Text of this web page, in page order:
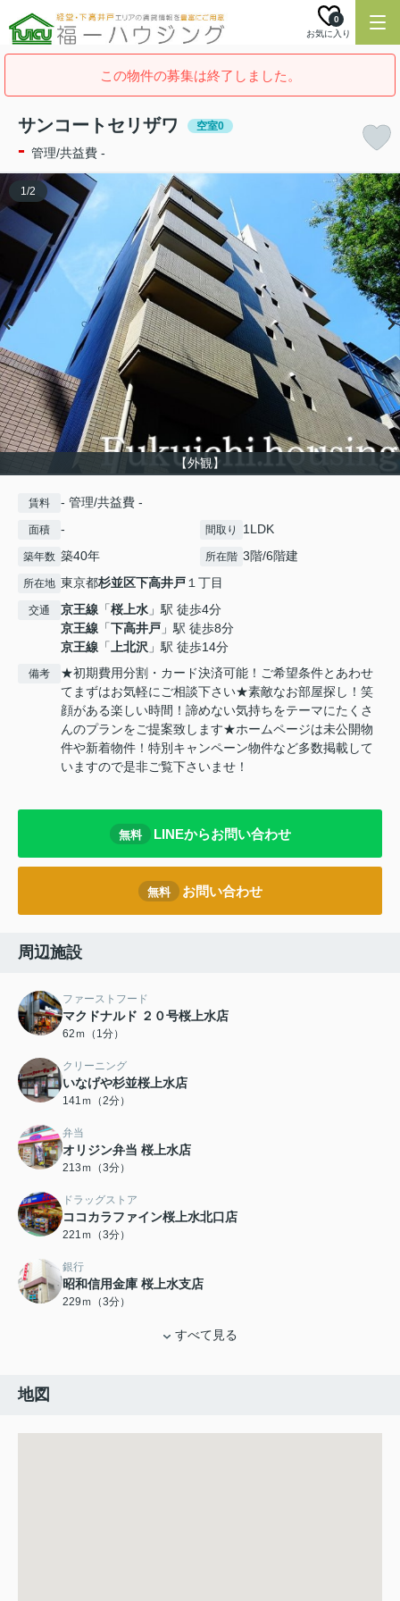
お気に入り
0
この物件の募集は終了しました。
サンコートセリザワ 空室0
- 管理/共益費 -
【外観】
1/2
賃料 - 管理/共益費 -
面積 - 間取り 1LDK
築年数 築40年 所在階 3階/6階建
所在地 東京都杉並区下高井戸１丁目
交通 京王線 「桜上水 」駅 徒歩4分
京王線 「下高井戸 」駅 徒歩8分
京王線 「上北沢 」駅 徒歩14分
備考
★初期費用分割・カード決済可能！ご希望条件とあわせ
てまずはお気軽にご相談下さい★素敵なお部屋探し！笑
顔がある楽しい時間！諦めない気持ちをテーマにたくさ
んのプランをご提案致します★ホームページは未公開物
件や新着物件！特別キャンペーン物件など多数掲載して
いますので是非ご覧下さいませ！
無料 LINEからお問い合わせ
無料 お問い合わせ
周辺施設
ファーストフード
マクドナルド ２０号桜上水店
62ｍ（1分）
クリーニング
いなげや杉並桜上水店
141ｍ（2分）
弁当
オリジン弁当 桜上水店
213ｍ（3分）
ドラッグストア
ココカラファイン桜上水北口店
221ｍ（3分）
銀行
昭和信用金庫 桜上水支店
229ｍ（3分）
すべて見る
地図